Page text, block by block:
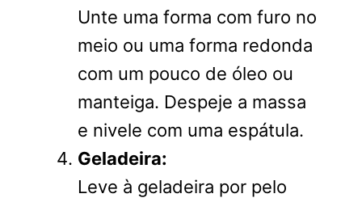
Unte uma forma com furo no
meio ou uma forma redonda
com um pouco de óleo ou
manteiga. Despeje a massa
e nivele com uma espátula.
Geladeira:
Leve à geladeira por pelo